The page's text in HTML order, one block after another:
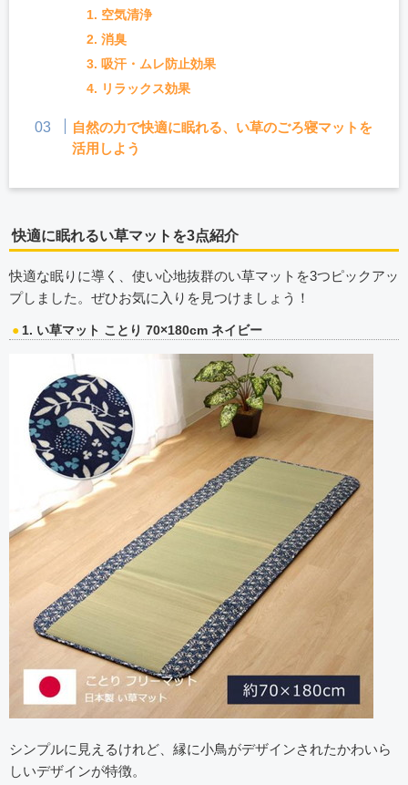
1. 空気清浄
2. 消臭
3. 吸汗・ムレ防止効果
4. リラックス効果
自然の力で快適に眠れる、い草のごろ寝マットを
活用しよう
快適に眠れるい草マットを3点紹介
快適な眠りに導く、使い心地抜群のい草マットを3つピックアッ
プしました。ぜひお気に入りを見つけましょう！
1. い草マット ことり 70×180cm ネイビー
シンプルに見えるけれど、縁に小鳥がデザインされたかわいら
しいデザインが特徴。